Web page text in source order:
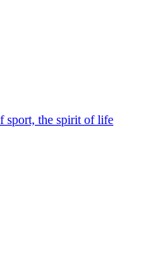
sport, the spirit of life